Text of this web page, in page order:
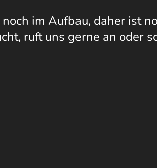
im Aufbau, daher ist
ruft uns gerne an oder